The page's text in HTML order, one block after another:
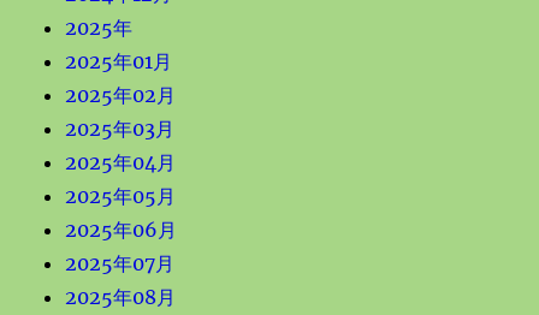
2025年
2025年01月
2025年02月
2025年03月
2025年04月
2025年05月
2025年06月
2025年07月
2025年08月